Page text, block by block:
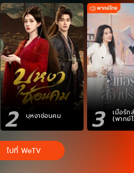
2 บุหงาซ่อนคม 3 เมื่อรัก
(พากย์
ไปที่ WeTV